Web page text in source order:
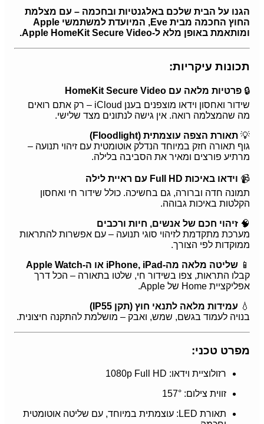
הגנו על הבית שלכם באלגנטיות ובחכמה – עם מצלמת
החוץ החכמה מבית Eve, המיועדת למשתמשי Apple
ומותאמת באופן מלא ל-Apple HomeKit Secure Video.
תכונות עיקריות:
🔒 פרטיות מלאה עם HomeKit Secure Video
שידור ואחסון וידאו מוצפנים בענן iCloud – רק אתם רואים
מה שהמצלמה רואה. אין גישה לנתונים מצד שלישי.
💡 תאורת הצפה עוצמתית (Floodlight)
גוף תאורה חזק במיוחד הנדלק אוטומטית עם זיהוי תנועה –
מרתיע פורצים ומאיר את הסביבה בלילה.
📹 וידאו באיכות Full HD עם ראיית לילה
תמונה חדה וברורה, גם בחשיכה. כולל שידור חי ואחסון
הקלטות באיכות גבוהה.
🧠 זיהוי חכם של אנשים, חיות ורכבים
מערכת מתקדמת לזיהוי סוגי תנועה – עם אפשרות להתראות
ממוקדות לפי הצורך.
📱 שליטה מלאה מה-iPhone, iPad או ה-Apple Watch
קבלו התראות, צפו בשידור חי, שלטו בתאורה – הכל דרך
אפליקציית Home של Apple.
💧 עמידות מלאה לתנאי חוץ (תקן IP55)
בנויה לעמוד בגשם, שמש, ואבק – מושלמת להתקנה חיצונית.
מפרט טכני:
רזולוציית וידאו: 1080p Full HD
זווית צילום: 157°
תאורת LED: עוצמתית במיוחד, עם שליטה אוטומטית